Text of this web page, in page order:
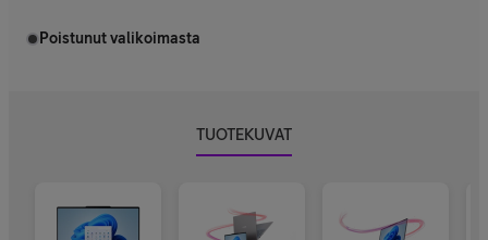
Poistunut valikoimasta
TUOTEKUVAT